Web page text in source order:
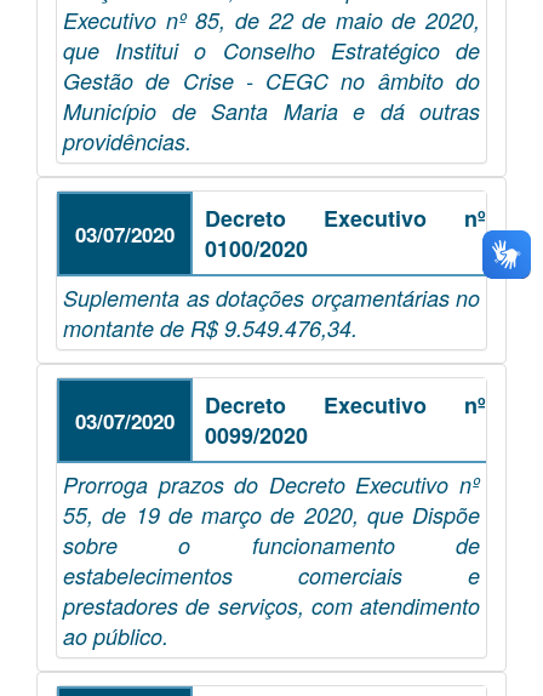
Executivo nº 85, de 22 de maio de 2020,
que Institui o Conselho Estratégico de
Gestão de Crise - CEGC no âmbito do
Município de Santa Maria e dá outras
providências.
03/07/2020
Decreto Executivo nº
0100/2020
Suplementa as dotações orçamentárias no
montante de R$ 9.549.476,34.
03/07/2020
Decreto Executivo nº
0099/2020
Prorroga prazos do Decreto Executivo nº
55, de 19 de março de 2020, que Dispõe
sobre o funcionamento de
estabelecimentos comerciais e
prestadores de serviços, com atendimento
ao público.